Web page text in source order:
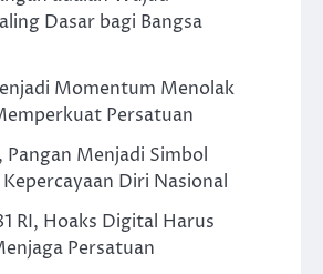
Dasar bagi Bangsa
Momentum Menolak
Persatuan
Pangan Menjadi Simbol
Diri Nasional
RI, Hoaks Digital Harus
Persatuan